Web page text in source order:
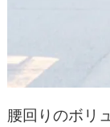
腰回りのボリ